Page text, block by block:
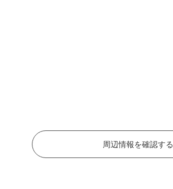
周辺情報を確認する